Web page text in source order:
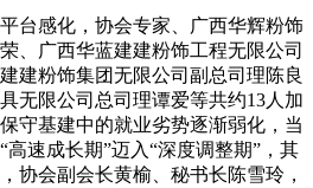
感化，协会专家、广西华辉粉饰
、广西华蓝建建粉饰工程无限公司
建粉饰集团无限公司副总司理陈良
无限公司总司理谭爱等共约13人加
守基建中的就业劣势逐渐弱化，当
速成长期”迈入“深度调整期”，其
协会副会长黄榆、秘书长陈雪玲，